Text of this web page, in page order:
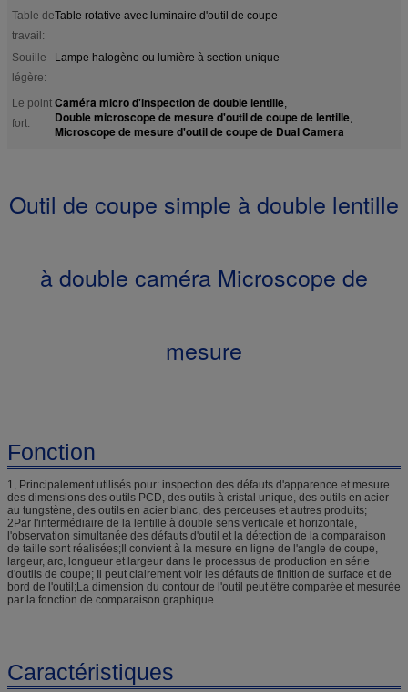
Table de
travail:
Table rotative avec luminaire d'outil de coupe
Souille
légère:
Lampe halogène ou lumière à section unique
Le point
fort:
Caméra micro d'inspection de double lentille,
Double microscope de mesure d'outil de coupe de lentille,
Microscope de mesure d'outil de coupe de Dual Camera
Outil de coupe simple à double lentille
à double caméra Microscope de
mesure
Fonction
1, Principalement utilisés pour: inspection des défauts d'apparence et mesure
des dimensions des outils PCD, des outils à cristal unique, des outils en acier
au tungstène, des outils en acier blanc, des perceuses et autres produits;
2Par l'intermédiaire de la lentille à double sens verticale et horizontale,
l'observation simultanée des défauts d'outil et la détection de la comparaison
de taille sont réalisées;Il convient à la mesure en ligne de l'angle de coupe,
largeur, arc, longueur et largeur dans le processus de production en série
d'outils de coupe; Il peut clairement voir les défauts de finition de surface et de
bord de l'outil;La dimension du contour de l'outil peut être comparée et mesurée
par la fonction de comparaison graphique.
Caractéristiques